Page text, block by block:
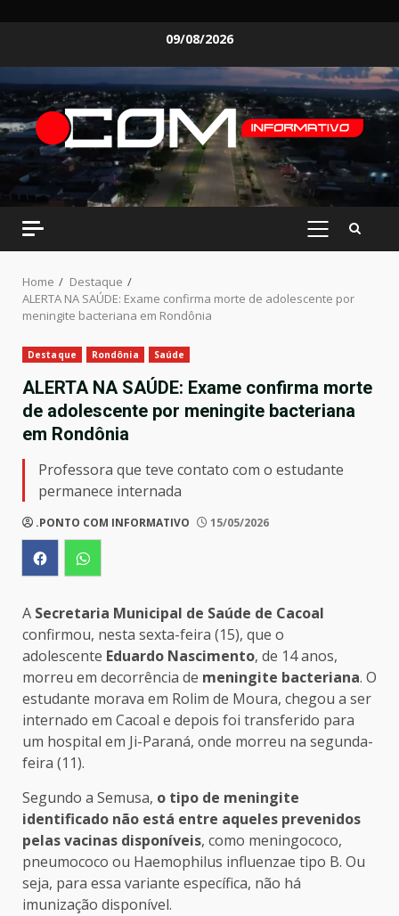
09/08/2026
PRIMARY
Home
Destaque
ALERTA NA SAÚDE: Exame confirma morte de adolescente por
meningite bacteriana em Rondônia
Destaque Rondônia Saúde
ALERTA NA SAÚDE: Exame confirma morte
de adolescente por meningite bacteriana
em Rondônia
Professora que teve contato com o estudante
permanece internada
.PONTO COM INFORMATIVO 15/05/2026
A Secretaria Municipal de Saúde de Cacoal
confirmou, nesta sexta-feira (15), que o
adolescente Eduardo Nascimento, de 14 anos,
morreu em decorrência de meningite bacteriana. O
estudante morava em Rolim de Moura, chegou a ser
internado em Cacoal e depois foi transferido para
um hospital em Ji-Paraná, onde morreu na segunda-
feira (11).
Segundo a Semusa, o tipo de meningite
identificado não está entre aqueles prevenidos
pelas vacinas disponíveis, como meningococo,
pneumococo ou Haemophilus influenzae tipo B. Ou
seja, para essa variante específica, não há
imunização disponível.